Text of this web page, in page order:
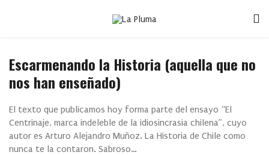
Escarmenando la Historia (aquella que no
nos han enseñado)
El texto que publicamos hoy forma parte del ensayo “El
Centrinaje, marca indeleble de la idiosincrasia chilena”, cuyo
autor es Arturo Alejandro Muñoz. La Historia de Chile como
nunca te la contaron. Sabroso…